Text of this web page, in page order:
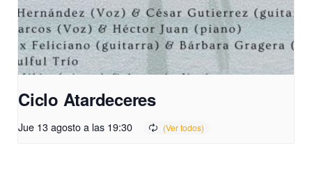
Ciclo Atardeceres
Jue 13 agosto a las 19:30